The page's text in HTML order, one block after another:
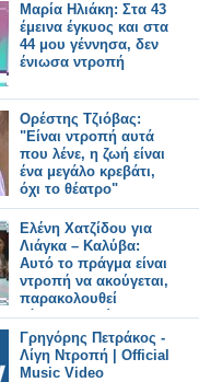
Μαρία Ηλιάκη: Στα 43
έμεινα έγκυος και στα
44 μου γέννησα, δεν
ένιωσα ντροπή
Ορέστης Τζιόβας:
"Είναι ντροπή αυτά
που λένε, η ζωή είναι
ένα μεγάλο κρεβάτι,
όχι το θέατρο"
Ελένη Χατζίδου για
Λιάγκα – Καλύβα:
Αυτό το πράγμα είναι
ντροπή να ακούγεται,
παρακολουθεί
κόσμος, λεχώνες,
γυναίκες με την κοιλιά
τούρλα, ντροπή!
Γρηγόρης Πετράκος -
Λίγη Ντροπή | Official
Music Video